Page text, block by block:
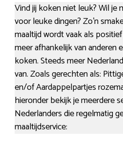
Vind jij koken niet leuk? Wil je
voor leuke dingen? Zo’n
maaltijd wordt vaak als
meer afhankelijk van anderen
koken. Steeds meer
van. Zoals gerechten als:
en/of Aardappelpartjes
hieronder bekijk je meerdere
Nederlanders die regelmatig
maaltijdservice: